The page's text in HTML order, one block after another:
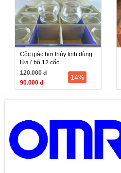
Cốc giác hơi thủy tinh dùng
lửa ( bộ 12 cốc
120.000 đ
90.000 đ
14%